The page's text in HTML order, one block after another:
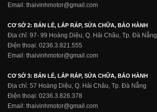
Email: thaivinhmotor@gmail.com
CƠ SỞ 2: BÁN LẺ, LẮP RÁP, SỬA CHỮA, BẢO HÀNH
Địa chỉ: 97- 99 Hoàng Diệu, Q. Hải Châu, Tp. Đà Nẵng
Điện thoại: 0236.3.821.555
Email: thaivinhmotor@gmail.com
CƠ SỞ 3: BÁN LẺ, LẮP RÁP, SỬA CHỮA, BẢO HÀNH
Địa chỉ: 57 Hoàng Diệu, Q. Hải Châu, Tp. Đà Nẵng
Điện thoại: 0236.3.826.378
Email: thaivinhmotor@gmail.com